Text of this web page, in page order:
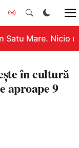
Satu Mare. Nicio
în cultură
aproape 9